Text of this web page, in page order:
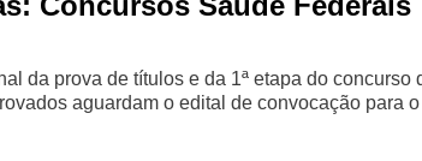
da prova de títulos e da 1ª etapa do
aguardam o edital de convocação para